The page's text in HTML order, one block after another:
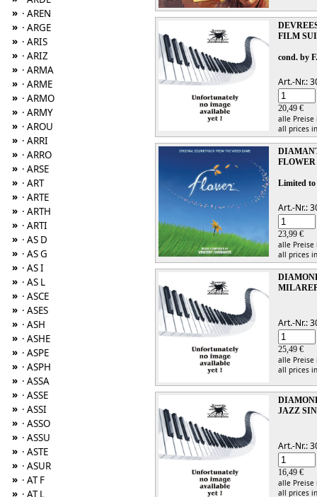
» · AREN
» · ARGE
» · ARIS
» · ARIZ
» · ARMA
» · ARME
» · ARMO
» · ARMY
» · AROU
» · ARRI
» · ARRO
» · ARSE
» · ART
» · ARTE
» · ARTH
» · ARTI
» · AS D
» · AS G
» · AS I
» · AS L
» · ASCE
» · ASES
» · ASH
» · ASHE
» · ASPE
» · ASPH
» · ASSA
» · ASSE
» · ASSI
» · ASSO
» · ASSU
» · ASTE
» · ASUR
» · AT F
» · AT L
FILM
cond. by
Art.-Nr.:
20,49 €
alle
all prices
Limited to
Art.-Nr.:
23,99 €
alle
all prices
Art.-Nr.:
25,49 €
alle
all prices
JAZZ
Art.-Nr.:
16,49 €
alle
all prices